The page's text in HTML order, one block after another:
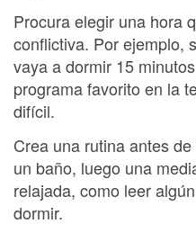
Procura elegir una hora
conflictiva. Por ejemplo,
vaya a dormir 15
programa favorito en la
difícil.
Crea una rutina antes
un baño, luego una
relajada, como leer
dormir.